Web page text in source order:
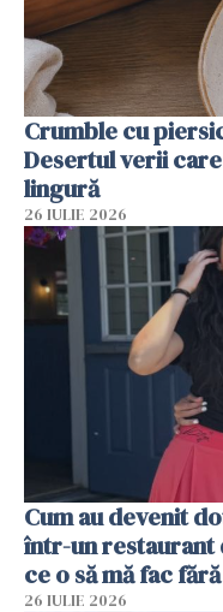
Crumble cu
Desertul verii
lingură
26 IULIE 2026
Cum au devenit
într-un restaurant
ce o să mă fac
26 IULIE 2026